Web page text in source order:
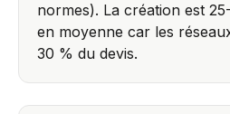
normes). La création est
en moyenne car les
30 % du devis.